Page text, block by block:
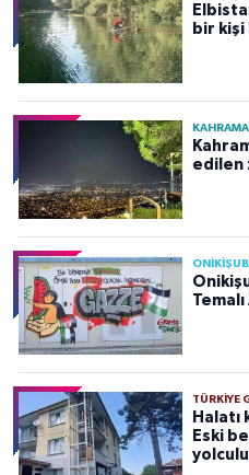
bir kişi
edilen
Temalı
TÜRKIYE
Halatı
Eski